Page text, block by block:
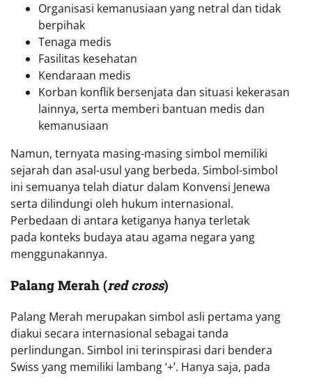
Organisasi kemanusiaan yang netral dan tidak
berpihak
Tenaga medis
Fasilitas kesehatan
Kendaraan medis
Korban konflik bersenjata dan situasi kekerasan
lainnya, serta memberi bantuan medis dan
kemanusiaan
Namun, ternyata masing-masing simbol memiliki
sejarah dan asal-usul yang berbeda. Simbol-simbol
ini semuanya telah diatur dalam Konvensi Jenewa
serta dilindungi oleh hukum internasional.
Perbedaan di antara ketiganya hanya terletak
pada konteks budaya atau agama negara yang
menggunakannya.
Palang Merah (red cross)
Palang Merah merupakan simbol asli pertama yang
diakui secara internasional sebagai tanda
perlindungan. Simbol ini terinspirasi dari bendera
Swiss yang memiliki lambang ‘+’. Hanya saja, pada